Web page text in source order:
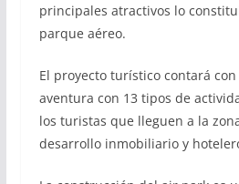
principales atractivos lo
parque aéreo.
El proyecto turístico contará
aventura con 13 tipos de
los turistas que lleguen a la
desarrollo inmobiliario y